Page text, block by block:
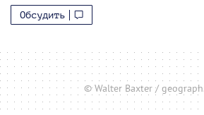
Обсудить
© Walter Baxter /